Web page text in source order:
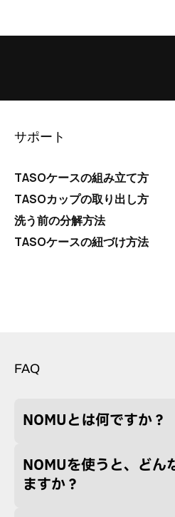
サポート
TASOケースの組み立て方
TASOカップの取り出し方
洗う前の分解方法
TASOケースの紐づけ方法
FAQ
NOMUとは何ですか？
NOMUを使うと、どん
ますか？